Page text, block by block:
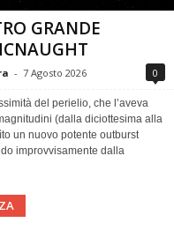
GRANDE
- 7 Agosto 2026 0
del perielio, che l’aveva
(dalla diciottesima alla
un nuovo potente outburst
improvvisamente dalla